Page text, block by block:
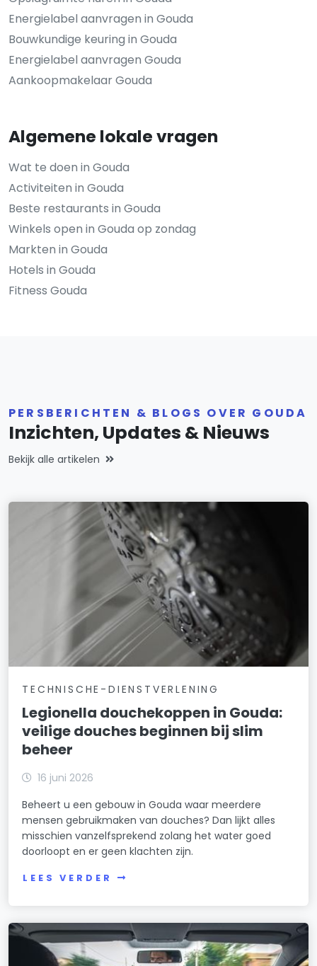
Energielabel aanvragen in Gouda
Bouwkundige keuring in Gouda
Energielabel aanvragen Gouda
Aankoopmakelaar Gouda
Algemene lokale vragen
Wat te doen in Gouda
Activiteiten in Gouda
Beste restaurants in Gouda
Winkels open in Gouda op zondag
Markten in Gouda
Hotels in Gouda
Fitness Gouda
PERSBERICHTEN & BLOGS OVER GOUDA
Inzichten, Updates & Nieuws
Bekijk alle artikelen
TECHNISCHE-DIENSTVERLENING
Legionella douchekoppen in Gouda:
veilige douches beginnen bij slim
beheer
16 juni 2026
Beheert u een gebouw in Gouda waar meerdere
mensen gebruikmaken van douches? Dan lijkt alles
misschien vanzelfsprekend zolang het water goed
doorloopt en er geen klachten zijn.
LEES VERDER